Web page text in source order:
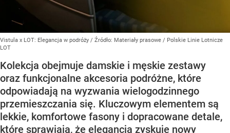
Vistula x LOT: Elegancja w podróży / Źródło: Materiały prasowe / Polskie Linie Lotnicze
LOT
Kolekcja obejmuje damskie i męskie zestawy
oraz funkcjonalne akcesoria podróżne, które
odpowiadają na wyzwania wielogodzinnego
przemieszczania się. Kluczowym elementem są
lekkie, komfortowe fasony i dopracowane detale,
które sprawiają, że elegancja zyskuje nowy